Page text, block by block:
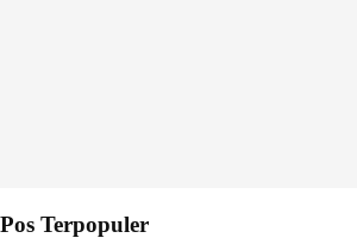
Pos Terpopuler